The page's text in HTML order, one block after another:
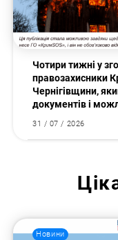
Чотири тижні у
правозахисники
Чернігівщини,
документів і
31 / 07 / 2026
Новини